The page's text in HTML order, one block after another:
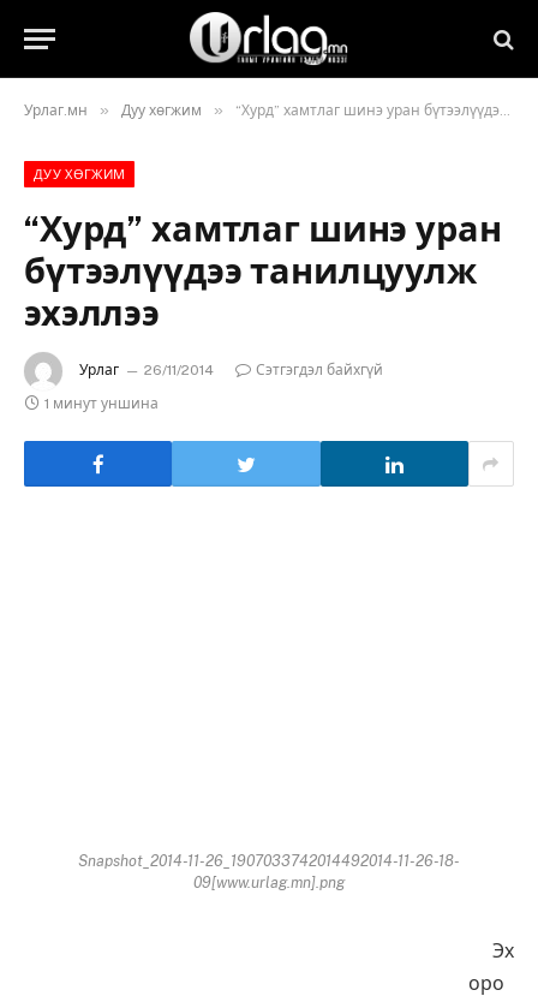
Урлаг.мн » Дуу хөгжим » “Хурд” хамтлаг шинэ уран бүтээлүүдээ танилцуулж эхэллээ
ДУУ ХӨГЖИМ
“Хурд” хамтлаг шинэ уран
бүтээлүүдээ танилцуулж
эхэллээ
Урлаг 26/11/2014
Сэтгэгдэл байхгүй
1 минут уншина
Snapshot_2014-11-26_1907033742014492014-11-26-18-
09[www.urlag.mn].png
Эх
оро